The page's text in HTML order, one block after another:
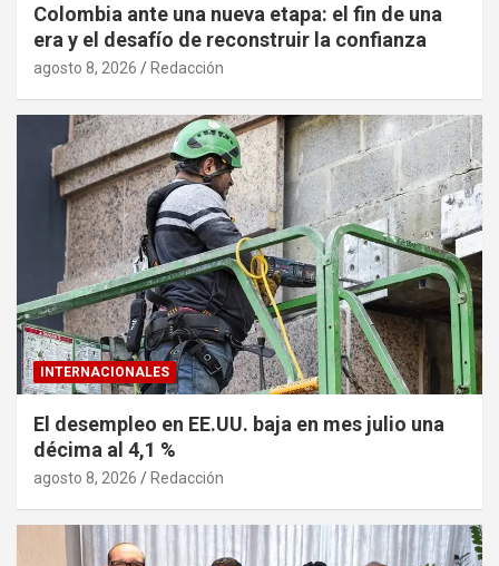
Colombia ante una nueva etapa: el fin de una
era y el desafío de reconstruir la confianza
agosto 8, 2026 Redacción
INTERNACIONALES
El desempleo en EE.UU. baja en mes julio una
décima al 4,1 %
agosto 8, 2026 Redacción